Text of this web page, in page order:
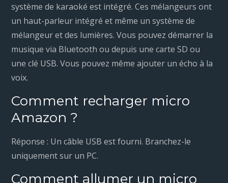
système de karaoké est intégré. Ces mélangeurs ont
un haut-parleur intégré et même un système de
mélangeur et des lumières. Vous pouvez démarrer la
musique via Bluetooth ou depuis une carte SD ou
une clé USB. Vous pouvez même ajouter un écho à la
voix.
Comment recharger micro
Amazon ?
Réponse : Un câble USB est fourni. Branchez-le
uniquement sur un PC.
Comment allumer un micro